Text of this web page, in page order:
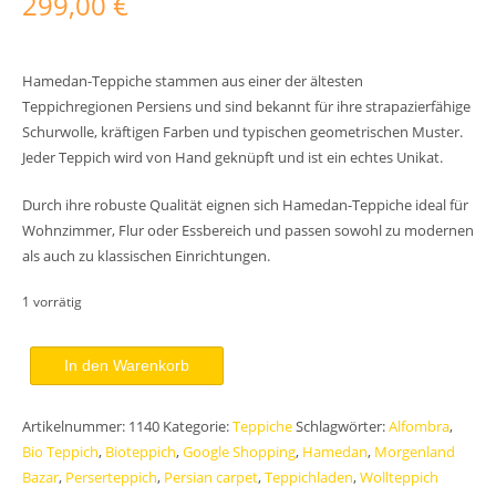
Hamedan-Teppiche stammen aus einer der ältesten
Teppichregionen Persiens und sind bekannt für ihre strapazierfähige
Schurwolle, kräftigen Farben und typischen geometrischen Muster.
Jeder Teppich wird von Hand geknüpft und ist ein echtes Unikat.
Durch ihre robuste Qualität eignen sich Hamedan-Teppiche ideal für
Wohnzimmer, Flur oder Essbereich und passen sowohl zu modernen
als auch zu klassischen Einrichtungen.
1 vorrätig
Perserteppich
Hamedan
Unikat
Morgenland
Bazar
In den Warenkorb
Artikelnummer: 1140 Kategorie:TeppicheSchlagwörter:Alfombra,
Bio Teppich, Bioteppich,Google Shopping, Hamedan, Morgenland
Bazar, Perserteppich, Persian carpet,Teppichladen,Wollteppich